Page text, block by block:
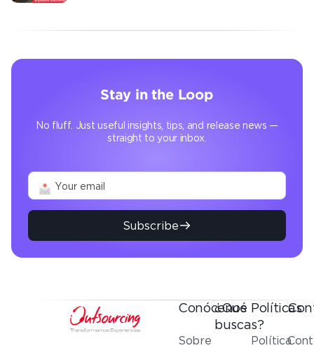
Stay in the Loop
No fluff. Just useful insights, tips, and release news —
straight to your inbox.
Subscribe
Conócenos
Sobre
¿Qué
buscas?
Políticas
Política